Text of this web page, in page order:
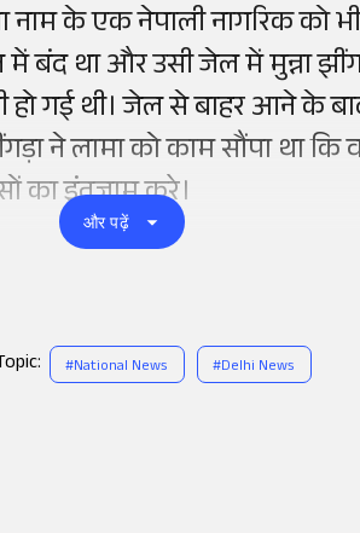
के एक नेपाली नागरिक को
बंद था और उसी जेल में मुन्ना
हो गई थी। जेल से बाहर आने के
ने लामा को काम सौंपा था
का इंतजाम करे।
और पढ़ें
#National News #Delhi News